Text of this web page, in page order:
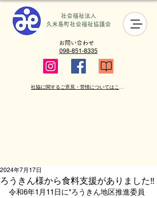
社会福祉法人
​久米島町社会福祉協議会
098-851-8335
お問い合わせ
社協に関するご意見・苦情についてはこちら
ろうきん様から食料支援がありました‼
2024年7月17日
令和6年1月11日に"ろうきん地区推進委員